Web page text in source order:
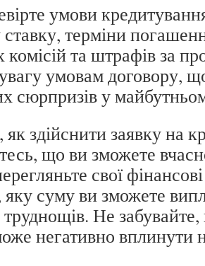
умови
терміни
комісій та штрафів за
умовам договору,
сюрпризів у
здійснити заявку на
що ви зможете
свої
яку суму ви зможете
Не
негативно вплинути